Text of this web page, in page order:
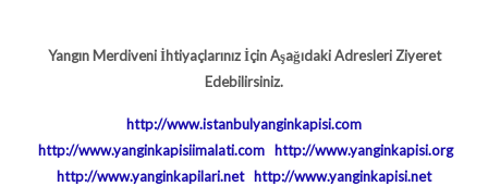
Yangın Merdiveni İhtiyaçlarınız İçin Aşağıdaki Adresleri Ziyeret
Edebilirsiniz.
http://www.istanbulyanginkapisi.com
http://www.yanginkapisiimalati.com
http://www.yanginkapisi.org
http://www.yanginkapilari.net
http://www.yanginkapisi.net